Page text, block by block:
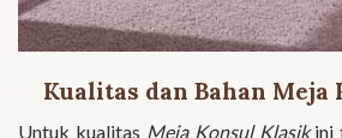
Kualitas dan Bahan Meja
Untuk kualitas Meja Konsul Klasikini